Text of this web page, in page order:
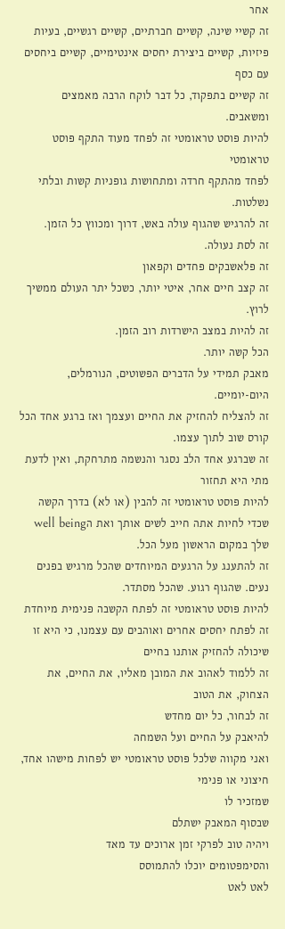
אחר
זה קשיי שינה, קשיים חברתיים, קשיים רגשיים, בעיות
פיזיות, קשיים ביצירת יחסים אינטימיים, קשיים ביחסים
עם כסף
זה קשיים בתפקוד, כל דבר לוקח הרבה מאמצים
ומשאבים.
להיות פוסט טראומטי זה לפחד מעוד התקף פוסט
טראומטי
לפחד מהתקף חרדה ומתחושות גופניות קשות ובלתי
נשלטות.
זה להרגיש שהגוף עולה באש, דרוך ומכווץ כל הזמן.
זה לסת נעולה.
זה פלאשבקים פחדים וקפאון
זה קצב חיים אחר, איטי יותר, כשכל יתר העולם ממשיך
לרוץ.
זה להיות במצב הישרדות רוב הזמן.
הכל קשה יותר.
מאבק תמידי על הדברים הפשוטים, הנורמלים,
היום-יומיים.
זה להצליח להחזיק את החיים ועצמך ואז ברגע אחד הכל
קורס שוב לתוך עצמו.
זה שברגע אחד הלב נסגר והנשמה מתרחקת, ואין לדעת
מתי היא תחזור
להיות פוסט טראומטי זה להבין (או לא) בדרך הקשה
שלך במקום הראשון מעל הכל.
זה להתענג על הרגעים המיוחדים שהכל מרגיש בפנים
נעים. שהגוף רגוע. שהכל מסתדר.
להיות פוסט טראומטי זה לפתח הקשבה פנימית מיוחדת
זה לפתח יחסים אחרים ואוהבים עם עצמנו, כי היא זו
שיכולה להחזיק אותנו בחיים
זה ללמוד לאהוב את המובן מאליו, את החיים, את
הצחוק, את הטוב
זה לבחור, כל יום מחדש
להיאבק על החיים ועל השמחה
ואני מקווה שלכל פוסט טראומטי יש לפחות מישהו אחד,
חיצוני או פנימי
שמזכיר לו
שבסוף המאבק ישתלם
ויהיה טוב לפרקי זמן ארוכים עד מאד
והסימפטומים יוכלו להתמוסס
לאט לאט